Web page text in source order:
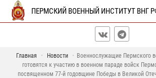
ПЕРМСКИЙ ВОЕННЫЙ ИНСТИТУТ ВНГ
Главная Новости
Военнослужащие Пермского
готовятся к участию в военном параде войск
посвященном 77-й годовщине Победы в Великой